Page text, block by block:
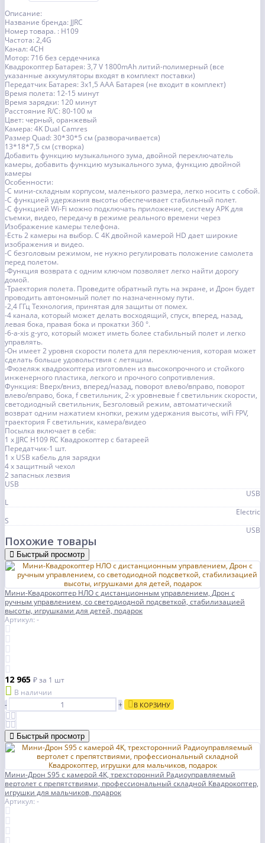
Описание:
Название бренда: JJRC
Номер товара. : H109
Частота: 2,4G
Канал: 4CH
Мотор: 716 без сердечника
Квадрокоптер Батарея: 3,7 V 1800mAh литий-полимерный (все
указанные аккумуляторы входят в комплект поставки)
Передатчик Батарея: 3x1,5 AAA Батарея (не входит в комплект)
Время полета: 12-15 минут
Время зарядки: 120 минут
Расстояние R/C: 80-100 м
Цвет: черный, оранжевый
Камера: 4K Dual Camres
Размер Quad: 30*30*5 см (разворачивается)
13*18*7,5 см (створка)
Добавить функцию музыкального зума, двойной переключатель
камеры, добавить функцию музыкального зума, функцию двойной
камеры
Особенности:
-С мини-складным корпусом, маленького размера, легко носить с собой.
-С функцией удержания высоты обеспечивает стабильный полет.
-С функцией Wi-Fi можно подключать приложение, систему APK для
съемки, видео, передачу в режиме реального времени через
Изображение камеры телефона.
-Есть 2 камеры на выбор. С 4K двойной камерой HD дает широкие
изображения и видео.
-С безголовым режимом, не нужно регулировать положение самолета
перед полетом.
-Функция возврата с одним ключом позволяет легко найти дорогу
домой.
-Траектория полета. Проведите обратный путь на экране, и Дрон будет
проводить автономный полет по назначенному пути.
-2,4 ГГц Технология, принятая для защиты от помех.
-4 канала, который может делать восходящий, спуск, вперед, назад,
левая бока, правая бока и прокатки 360 °.
-6-a-xis g-yro, который может иметь более стабильный полет и легко
управлять.
-Он имеет 2 уровня скорости полета для переключения, которая может
сделать больше удовольствия с летящим.
-Фюзеляж квадрокоптера изготовлен из высокопрочного и стойкого
инженерного пластика, легкого и прочного сопротивления.
Функция: Вверх/вниз, вперед/назад, поворот влево/вправо, поворот
влево/вправо, бока, f светильник, 2-х уровневые f светильник скорости,
светодиодный светильник, Безголовый режим, автоматический
возврат одним нажатием кнопки, режим удержания высоты, wiFi FPV,
траектория F светильник, камера/видео
Посылка включает в себя:
1 x JJRC H109 RC Квадрокоптер с батареей
Передатчик-1 шт.
1 х USB кабель для зарядки
4 x защитный чехол
2 запасных лезвия
USB
USB
L
Electric
S
USB
Похожие товары
Быстрый просмотр
Мини-Квадрокоптер НЛО с дистанционным управлением, Дрон с
ручным управлением, со светодиодной подсветкой, стабилизацией
высоты, игрушками для детей, подарок
Артикул: -
12 965 ₽за 1 шт
В наличии
-
+ В КОРЗИНУ
Быстрый просмотр
Мини-Дрон S95 с камерой 4K, трехсторонний Радиоуправляемый
вертолет с препятствиями, профессиональный складной Квадрокоптер,
игрушки для мальчиков, подарок
Артикул: -